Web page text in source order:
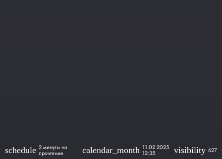
schedule 2 минуты на
прочтение calendar_month 11.02.2025
12:35 visibility 627